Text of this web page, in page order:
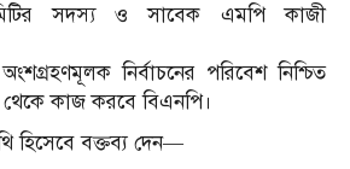
সদস্য ও সাবেক এমপি কাজী
নির্বাচনের পরিবেশ নিশ্চিত
কাজ করবে বিএনপি।
হিসেবে বক্তব্য দেন—